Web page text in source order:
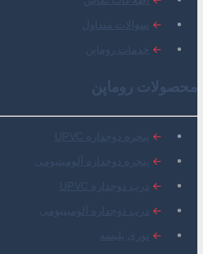
← سوالات متداول
← خدمات روماپن
محصولات روماپن
← پنجره دوجداره UPVC
← پنجره دوجداره آلومینیومی
← درب دوجداره UPVC
← درب دوجداره آلومینیومی
← توری پلیسه